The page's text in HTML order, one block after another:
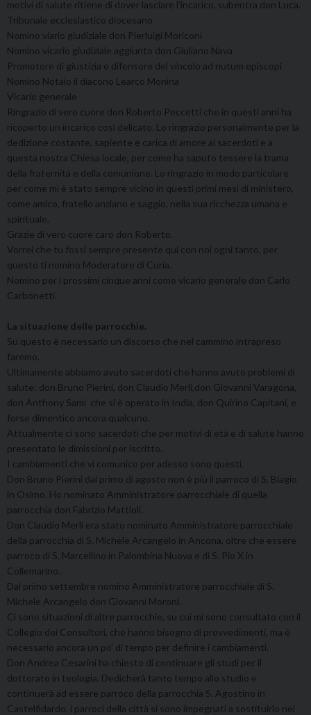
motivi di salute ritiene di dover lasciare l’incarico, subentra don Luca.
Tribunale ecclesiastico diocesano
Nomino viario giudiziale don Pierluigi Moriconi
Nomino vicario giudiziale aggiunto don Giuliano Nava
Promotore di giustizia e difensore del vincolo ad nutum episcopi
Nomino Notaio il diacono Learco Monina
Vicario generale
Ringrazio di vero cuore don Roberto Peccetti che in questi anni ha
ricoperto un incarico così delicato. Lo ringrazio personalmente per la
dedizione costante, sapiente e carica di amore ai sacerdoti e a
questa nostra Chiesa locale, per come ha saputo tessere la trama
della fraternità e della comunione. Lo ringrazio in modo particolare
per come mi è stato sempre vicino in questi primi mesi di ministero,
come amico, fratello anziano e saggio, nella sua ricchezza umana e
spirituale.
Grazie di vero cuore caro don Roberto.
Vorrei che tu fossi sempre presente qui con noi ogni tanto, per
questo ti nomino Moderatore di Curia.
Nomino per i prossimi cinque anni come vicario generale don Carlo
Carbonetti.
La situazione delle parrocchie.
Su questo è necessario un discorso che nel cammino intrapreso
faremo.
Ultimamente abbiamo avuto sacerdoti che hanno avuto problemi di
salute: don Bruno Pierini, don Claudio Merli,don Giovanni Varagona,
don Anthony Sami che si è operato in India, don Quirino Capitani, e
forse dimentico ancora qualcuno.
Attualmente ci sono sacerdoti che per motivi di età e di salute hanno
presentato le dimissioni per iscritto.
I cambiamenti che vi comunico per adesso sono questi.
Don Bruno Pierini dal primo di agosto non è più il parroco di S. Biagio
in Osimo. Ho nominato Amministratore parrocchiale di quella
parrocchia don Fabrizio Mattioli.
Don Claudio Merli era stato nominato Amministratore parrocchiale
della parrocchia di S. Michele Arcangelo in Ancona, oltre che essere
parroco di S. Marcellino in Palombina Nuova e di S. Pio X in
Collemarino.
Dal primo settembre nomino Amministratore parrocchiale di S.
Michele Arcangelo don Giovanni Moroni.
Ci sono situazioni di altre parrocchie, su cui mi sono consultato con il
Collegio dei Consultori, che hanno bisogno di provvedimenti, ma è
necessario ancora un po’ di tempo per definire i cambiamenti.
Don Andrea Cesarini ha chiesto di continuare gli studi per il
dottorato in teologia. Dedicherà tanto tempo allo studio e
continuerà ad essere parroco della parrocchia S. Agostino in
Castelfidardo, i parroci della città si sono impegnati a sostituirlo nei